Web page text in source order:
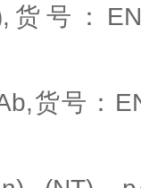
货号：
货号：